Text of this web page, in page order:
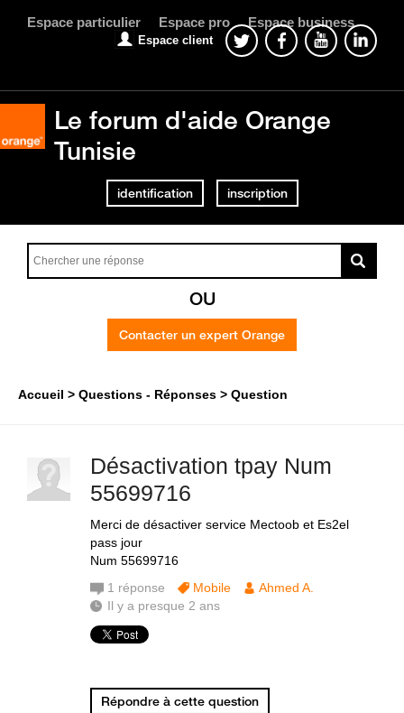
Espace particulier Espace pro Espace business
Espace client
Le forum d'aide Orange
Tunisie
identification inscription
OU
Contacter un expert Orange
Accueil Questions - Réponses Question
Désactivation tpay Num
55699716
Merci de désactiver service Mectoob et Es2el
pass jour
Num 55699716
1 réponse Mobile
Ahmed A.
Il y a presque 2 ans
Répondre à cette question